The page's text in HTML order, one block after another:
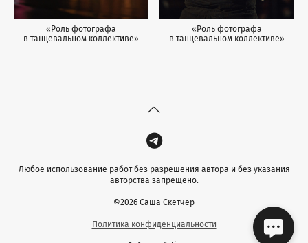
«Роль фотографа
в танцевальном коллективе»
«Роль фотографа
в танцевальном коллективе»
Любое использование работ без разрешения автора и без указания
авторства запрещено.
©2026 Саша Скетчер
Политика конфиденциальности